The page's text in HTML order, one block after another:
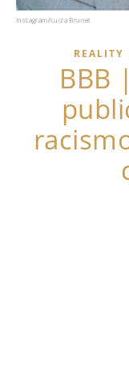
Instagram/Luiza Brunet
REALITY
BBB